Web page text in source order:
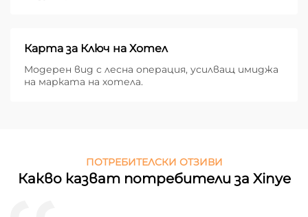
Карта за Ключ на Хотел
Модерен вид с лесна операция, усилващ имиджа
на марката на хотела.
ПОТРЕБИТЕЛСКИ ОТЗИВИ
Какво казват потребители за Xinye